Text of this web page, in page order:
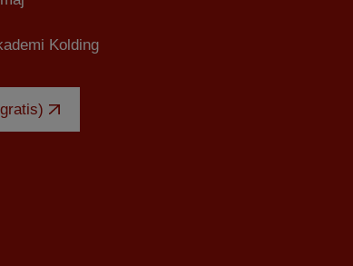
Kolding